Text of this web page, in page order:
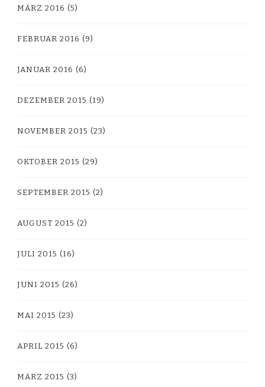
MÄRZ 2016 (5)
FEBRUAR 2016 (9)
JANUAR 2016 (6)
DEZEMBER 2015 (19)
NOVEMBER 2015 (23)
OKTOBER 2015 (29)
SEPTEMBER 2015 (2)
AUGUST 2015 (2)
JULI 2015 (16)
JUNI 2015 (26)
MAI 2015 (23)
APRIL 2015 (6)
MÄRZ 2015 (3)